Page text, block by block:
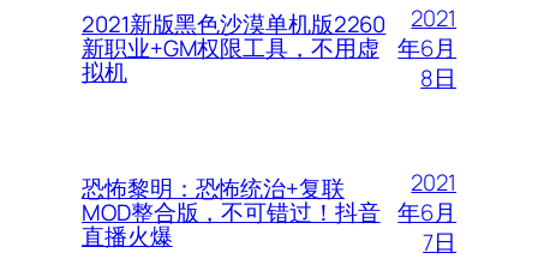
2021新版黑色沙漠单机版2260
新职业+GM权限工具，不用虚
拟机
2021
年6月
8日
恐怖黎明：恐怖统治+复联
MOD整合版，不可错过！抖音
直播火爆
2021
年6月
7日